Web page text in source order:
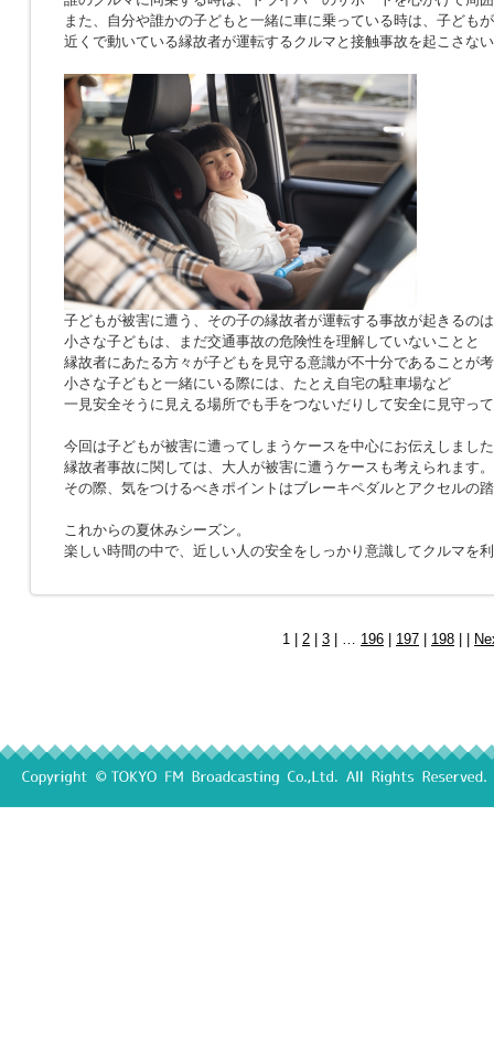
また、自分や誰かの子どもと一緒に車に乗っている時は、子ども
近くで動いている縁故者が運転するクルマと接触事故を起こさな
子どもが被害に遭う、その子の縁故者が運転する事故が起きるの
小さな子どもは、まだ交通事故の危険性を理解していないことと
縁故者にあたる方々が子どもを見守る意識が不十分であることが
小さな子どもと一緒にいる際には、たとえ自宅の駐車場など
一見安全そうに見える場所でも手をつないだりして安全に見守っ
今回は子どもが被害に遭ってしまうケースを中心にお伝えしまし
縁故者事故に関しては、大人が被害に遭うケースも考えられます。
その際、気をつけるべきポイントはブレーキペダルとアクセルの
これからの夏休みシーズン。
楽しい時間の中で、近しい人の安全をしっかり意識してクルマを
1 | 2 3 | … 196 197 198